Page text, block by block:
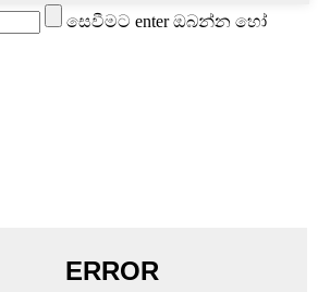
සෙවීමට enter ඔබන්න හෝ